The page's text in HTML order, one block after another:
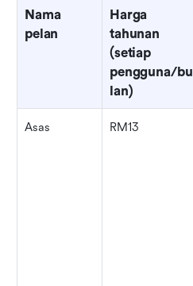
Nama
pelan
Harga
tahunan
(setiap
pengguna/bu
lan)
Asas RM13